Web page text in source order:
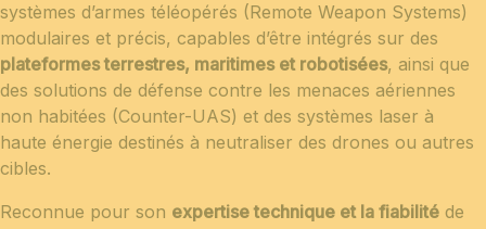
systèmes d’armes téléopérés (Remote Weapon Systems)
modulaires et précis, capables d’être intégrés sur des
plateformes terrestres, maritimes et robotisées, ainsi que
des solutions de défense contre les menaces aériennes
non habitées (Counter-UAS) et des systèmes laser à
haute énergie destinés à neutraliser des drones ou autres
cibles.
Reconnue pour son expertise technique et la fiabilité de